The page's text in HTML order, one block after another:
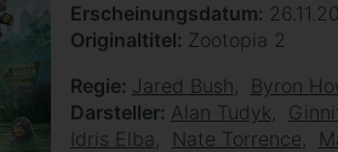
Erscheinungsdatum
Originaltitel Zootopia 2
Regie Jared Bush
Byron
Darsteller Alan Tudyk
Idris Elba
Nate Torrence